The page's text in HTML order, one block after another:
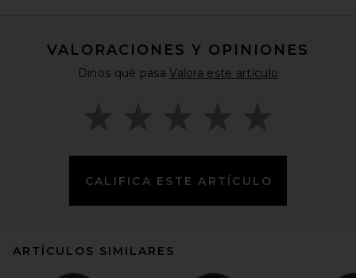
VALORACIONES Y OPINIONES
Dinos qué pasaValora este artículo
CALIFICA ESTE ARTÍCULO
ARTÍCULOS SIMILARES